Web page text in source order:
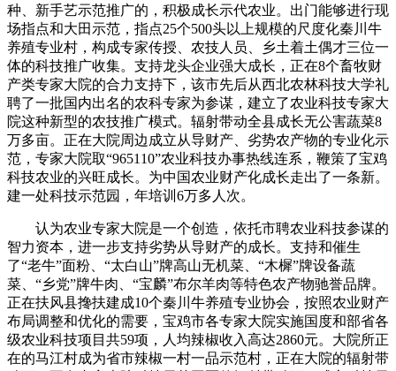
种、新手艺示范推广的，积极成长示代农业。出门能够进行现
场指点和大田示范，指点25个500头以上规模的尺度化秦川牛
养殖专业村，构成专家传授、农技人员、乡土着土偶才三位一
体的科技推广收集。支持龙头企业强大成长，正在8个畜牧财
产类专家大院的合力支持下，该市先后从西北农林科技大学礼
聘了一批国内出名的农科专家为参谋，建立了农业科技专家大
院这种新型的农技推广模式。辐射带动全县成长无公害蔬菜8
万多亩。正在大院周边成立从导财产、劣势农产物的专业化示
范，专家大院取“965110”农业科技办事热线连系，鞭策了宝鸡
科技农业的兴旺成长。为中国农业财产化成长走出了一条新。
建一处科技示范园，年培训6万多人次。
认为农业专家大院是一个创造，依托市聘农业科技参谋的
智力资本，进一步支持劣势从导财产的成长。支持和催生
了“老牛”面粉、“太白山”牌高山无机菜、“木樨”牌设备蔬
菜、“乡党”牌牛肉、“宝麟”布尔羊肉等特色农产物驰誉品牌。
正在扶风县搀扶建成10个秦川牛养殖专业协会，按照农业财产
布局调整和优化的需要，宝鸡市各专家大院实施国度和部省各
级农业科技项目共59项，人均辣椒收入高达2860元。大院所正
在的马江村成为省市辣椒一村一品示范村，正在大院的辐射带